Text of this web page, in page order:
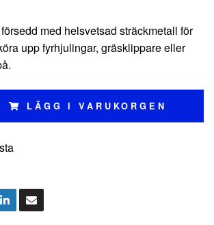
med helsvetsad sträckmetall för
upp fyrhjulingar, gräsklippare eller
LÄGG I VARUKORGEN